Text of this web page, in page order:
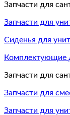
Запчасти для
Запчасти для
Сиденья для
Комплектующие
Запчасти для
Запчасти для
Запчасти для